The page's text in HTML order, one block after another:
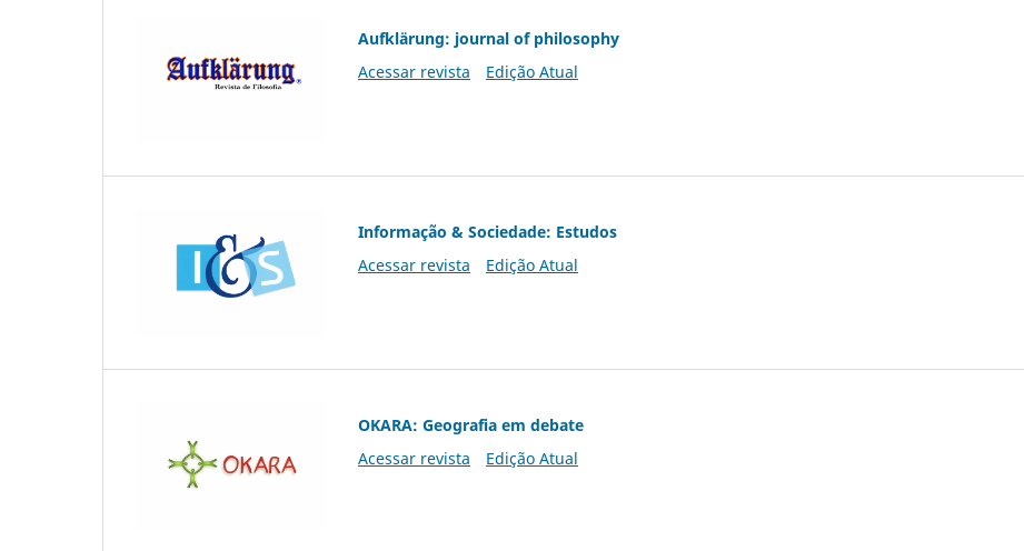
Aufklärung: journal of philosophy
Acessar revista
Edição Atual
Informação & Sociedade: Estudos
Acessar revista
Edição Atual
OKARA: Geografia em debate
Acessar revista
Edição Atual